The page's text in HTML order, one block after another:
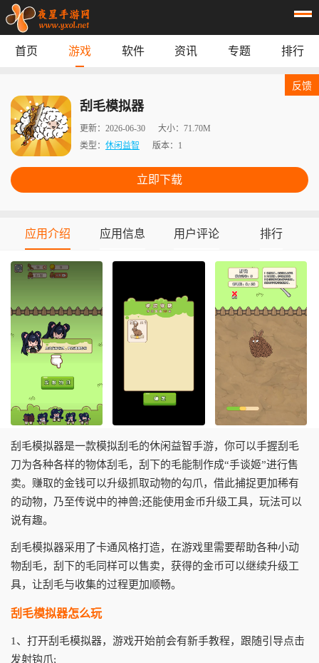
专题 榜单
首页 游戏 软件 资讯 专题 排行
刮毛模拟器
更新： 2026-06-30 大小： 71.70M
类型： 休闲益智 版本： 1
立即下载
反馈
应用介绍 应用信息 用户评论 排行
刮毛模拟器是一款模拟刮毛的休闲益智手游，你可以手握刮毛
刀为各种各样的物体刮毛，刮下的毛能制作成“手谈姬”进行售
卖。赚取的金钱可以升级抓取动物的勾爪，借此捕捉更加稀有
的动物，乃至传说中的神兽;还能使用金币升级工具，玩法可以
说有趣。
刮毛模拟器采用了卡通风格打造，在游戏里需要帮助各种小动
物刮毛，刮下的毛同样可以售卖，获得的金币可以继续升级工
具，让刮毛与收集的过程更加顺畅。
刮毛模拟器怎么玩
1、打开刮毛模拟器，游戏开始前会有新手教程，跟随引导点击
发射钩爪;